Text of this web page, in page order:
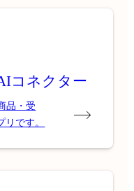
コネクター
品・受
です。